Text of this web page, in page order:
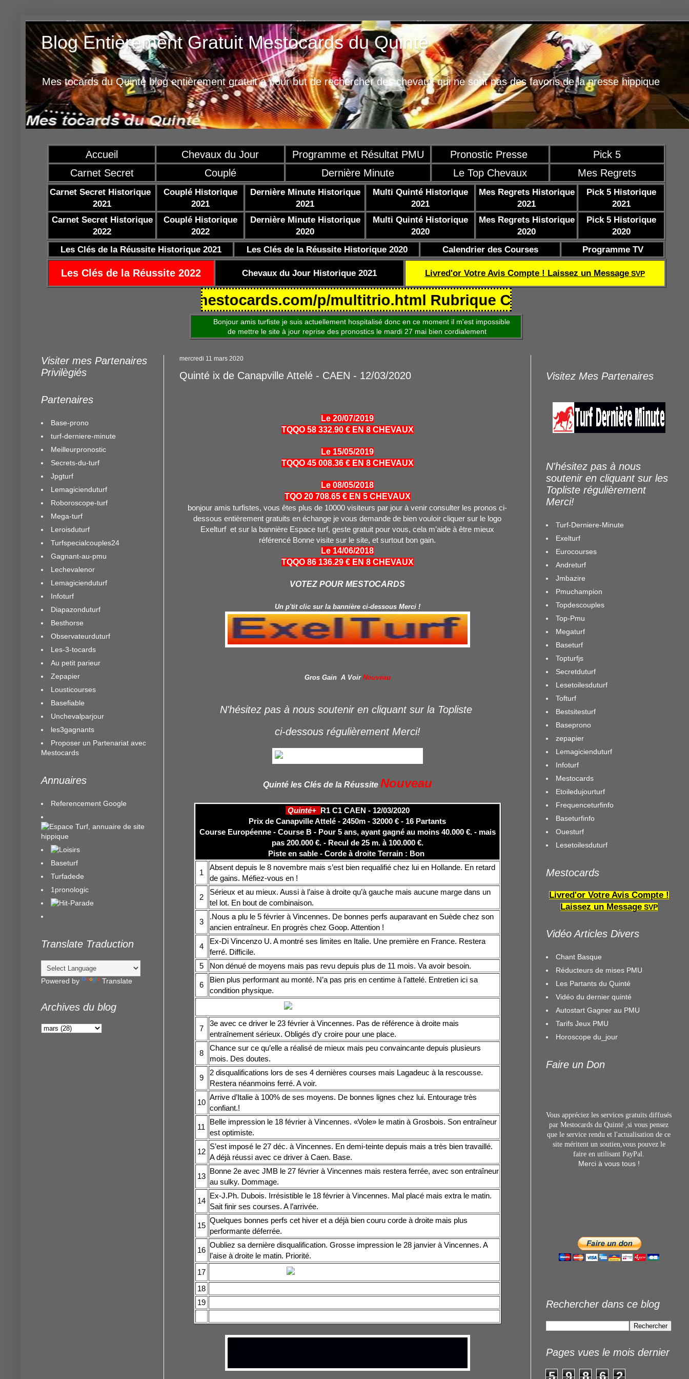
Blog Entièrement Gratuit Mestocards du Quinté
Mes tocards du Quinté blog entièrement gratuit a pour but de rechercher des chevaux qui ne sont pas des favoris de la presse hippique
Accueil Chevaux du Jour Programme et Résultat PMU Pronostic Presse
Pick 5
Carnet Secret
Couplé Dernière Minute Le Top Chevaux Mes Regrets
Carnet Secret Historique
2021
Couplé Historique
2021
Dernière Minute Historique
2021
Multi Quinté Historique
2021
Mes Regrets Historique
2021
Pick 5 Historique
2021
Carnet Secret Historique
2022
Couplé Historique
2022
Dernière Minute Historique
2020
Multi Quinté Historique
2020
Mes Regrets Historique
2020
Pick 5 Historique
2020
Les Clés de la Réussite Historique 2021
Les Clés de la Réussite Historique 2020 Calendrier des Courses Programme TV
Les Clés de la Réussite 2022 Chevaux du Jour Historique 2021 Livred'or Votre Avis Compte ! Laissez un MessageSVP
10/2021 https://www.mestocards.com/p/multitrio.html Rubrique Coef de réussite TQOQD 24
Bonjour amis turfiste je suis actuellement hospitalisé donc en ce moment il m'est impossible
de mettre le site à jour reprise des pronostics le mardi 27 mai bien cordialement
mercredi 11 mars 2020
Quinté ix de Canapville Attelé - CAEN - 12/03/2020
Le 20/07/2019
TQQO 58 332.90 € EN 8 CHEVAUX
Le 15/05/2019
TQQO 45 008.36 € EN 8 CHEVAUX
Le 08/05/2018
TQO 20 708.65 € EN 5 CHEVAUX
bonjour amis turfistes, vous êtes plus de 10000 visiteurs par jour à venir consulter les pronos ci-
dessous entièrement gratuits en échange je vous demande de bien vouloir cliquer sur le logo
Exelturf et sur la bannière Espace turf, geste gratuit pour vous, cela m’aide à être mieux
référencé Bonne visite sur le site, et surtout bon gain.
Le 14/06/2018
TQQO 86 136.29 € EN 8 CHEVAUX
VOTEZ POUR MESTOCARDS
Un p'tit clic sur la bannière ci-dessous Merci !
Gros Gain A Voir Nouveau
N'hésitez pas à nous soutenir en cliquant sur la Topliste
ci-dessous régulièrement Merci!
Quinté les Clés de la Réussite Nouveau
Quinté+ R1 C1 CAEN - 12/03/2020
Prix de Canapville Attelé - 2450m - 32000 € - 16 Partants
Course Européenne - Course B - Pour 5 ans, ayant gagné au moins 40.000 €. - mais
pas 200.000 €. - Recul de 25 m. à 100.000 €.
Piste en sable - Corde à droite Terrain : Bon
1
Absent depuis le 8 novembre mais s’est bien requalifié chez lui en Hollande. En retard
de gains. Méfiez-vous en !
2
Sérieux et au mieux. Aussi à l’aise à droite qu’à gauche mais aucune marge dans un
tel lot. En bout de combinaison.
3
.Nous a plu le 5 février à Vincennes. De bonnes perfs auparavant en Suède chez son
ancien entraîneur. En progrès chez Goop. Attention !
4
Ex-Di Vincenzo U. A montré ses limites en Italie. Une première en France. Restera
ferré. Difficile.
5
Non dénué de moyens mais pas revu depuis plus de 11 mois. Va avoir besoin.
6
Bien plus performant au monté. N’a pas pris en centime à l’attelé. Entretien ici sa
condition physique.
7
3e avec ce driver le 23 février à Vincennes. Pas de référence à droite mais
entraînement sérieux. Obligés d’y croire pour une place.
8
Chance sur ce qu’elle a réalisé de mieux mais peu convaincante depuis plusieurs
mois. Des doutes.
9
2 disqualifications lors de ses 4 dernières courses mais Lagadeuc à la rescousse.
Restera néanmoins ferré. A voir.
10
Arrive d’Italie à 100% de ses moyens. De bonnes lignes chez lui. Entourage très
confiant.!
11
Belle impression le 18 février à Vincennes. «Vole» le matin à Grosbois. Son entraîneur
est optimiste.
12
S’est imposé le 27 déc. à Vincennes. En demi-teinte depuis mais a très bien travaillé.
A déjà réussi avec ce driver à Caen. Base.
13
Bonne 2e avec JMB le 27 février à Vincennes mais restera ferrée, avec son entraîneur
au sulky. Dommage.
14
Ex-J.Ph. Dubois. Irrésistible le 18 février à Vincennes. Mal placé mais extra le matin.
Sait finir ses courses. A l’arrivée.
15
Quelques bonnes perfs cet hiver et a déjà bien couru corde à droite mais plus
performante déferrée.
16
Oubliez sa dernière disqualification. Grosse impression le 28 janvier à Vincennes. A
l’aise à droite le matin. Priorité.
17
18
19
Visiter mes Partenaires
Privilègiés
Partenaires
Base-prono
turf-derniere-minute
Meilleurpronostic
Secrets-du-turf
Jpgturf
Lemagicienduturf
Roboroscope-turf
Mega-turf
Leroisduturf
Turfspecialcouples24
Gagnant-au-pmu
Lechevalenor
Lemagicienduturf
Infoturf
Diapazonduturf
Besthorse
Observateurduturf
Les-3-tocards
Au petit parieur
Zepapier
Lousticourses
Basefiable
Unchevalparjour
les3gagnants
Proposer un Partenariat avec
Mestocards
Annuaires
Referencement Google
Baseturf
Turfadede
1pronologic
Translate Traduction
Powered by Translate
Archives du blog
Visitez Mes Partenaires
N'hésitez pas à nous
soutenir en cliquant sur les
Topliste régulièrement
Merci!
Turf-Derniere-Minute
Exelturf
Eurocourses
Andreturf
Jmbazire
Pmuchampion
Topdescouples
Top-Pmu
Megaturf
Baseturf
Topturfjs
Secretduturf
Lesetoilesduturf
Tofturf
Bestsitesturf
Baseprono
zepapier
Lemagicienduturf
Infoturf
Mestocards
Etoiledujourturf
Frequenceturfinfo
Baseturfinfo
Ouesturf
Lesetoilesduturf
Mestocards
Livred'or Votre Avis Compte !
Laissez un Message SVP
Vidéo Articles Divers
Chant Basque
Réducteurs de mises PMU
Les Partants du Quinté
Vidéo du dernier quinté
Autostart Gagner au PMU
Tarifs Jeux PMU
Horoscope du_jour
Faire un Don
Vous appréciez les services gratuits diffusés
par Mestocards du Quinté ,si vous pensez
que le service rendu et l'actualisation de ce
site méritent un soutien,vous pouvez le
faire en utilisant PayPal.
Merci à vous tous !
Rechercher dans ce blog
Pages vues le mois dernier
5 9 8 6 2